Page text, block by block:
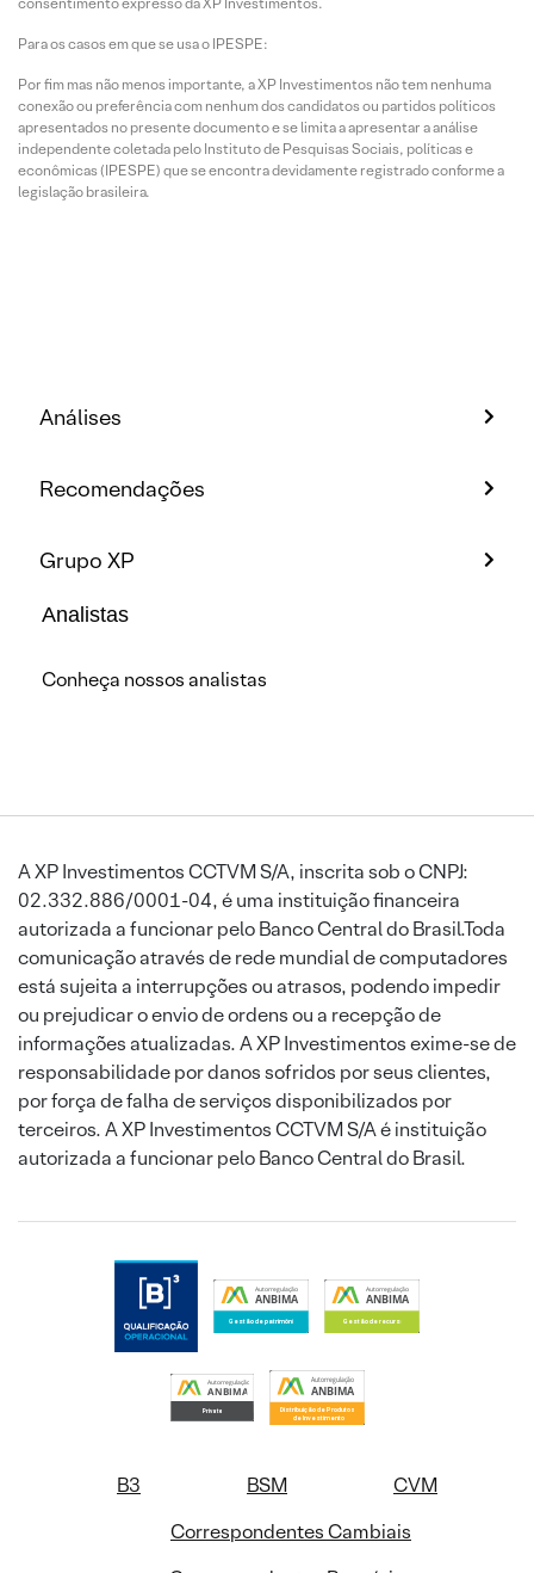
Para os casos em que se usa o IPESPE:
Por fim mas não menos importante, a XP Investimentos não tem nenhuma
conexão ou preferência com nenhum dos candidatos ou partidos políticos
apresentados no presente documento e se limita a apresentar a análise
independente coletada pelo Instituto de Pesquisas Sociais, políticas e
econômicas (IPESPE) que se encontra devidamente registrado conforme a
legislação brasileira.
Análises
Recomendações
Grupo XP
Analistas
Conheça nossos analistas
A XP Investimentos CCTVM S/A, inscrita sob o CNPJ:
02.332.886/0001-04, é uma instituição financeira
autorizada a funcionar pelo Banco Central do Brasil.Toda
comunicação através de rede mundial de computadores
está sujeita a interrupções ou atrasos, podendo impedir
ou prejudicar o envio de ordens ou a recepção de
informações atualizadas. A XP Investimentos exime-se de
responsabilidade por danos sofridos por seus clientes,
por força de falha de serviços disponibilizados por
terceiros. A XP Investimentos CCTVM S/A é instituição
autorizada a funcionar pelo Banco Central do Brasil.
B3 BSM
CVM
Correspondentes Cambiais